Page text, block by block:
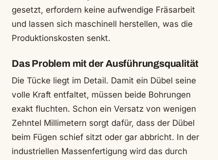
gesetzt, erfordern keine aufwendige Fräsarbeit
und lassen sich maschinell herstellen, was die
Produktionskosten senkt.
Das Problem mit der Ausführungsqualität
Die Tücke liegt im Detail. Damit ein Dübel seine
volle Kraft entfaltet, müssen beide Bohrungen
exakt fluchten. Schon ein Versatz von wenigen
Zehntel Millimetern sorgt dafür, dass der Dübel
beim Fügen schief sitzt oder gar abbricht. In der
industriellen Massenfertigung wird das durch